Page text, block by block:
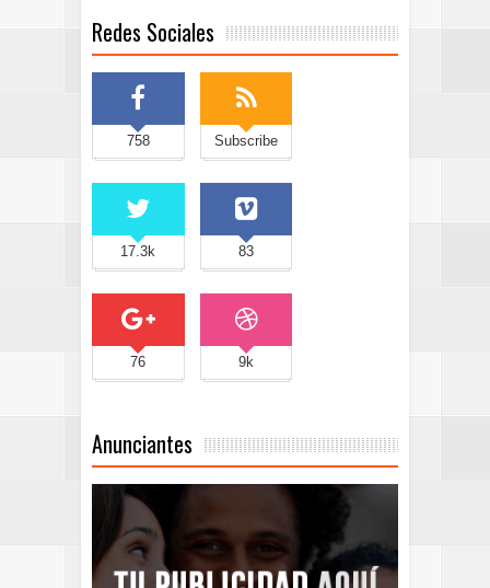
Redes Sociales
758 Subscribe
17.3k 83
76 9k
Anunciantes